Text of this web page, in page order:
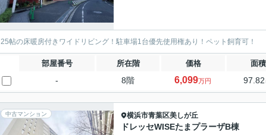
25帖の床暖房付きワイドリビング！駐車場1台優先使用権あり！ペット飼育可！
部屋番号 所在階 価格 面積
- 8階 6,099万円 97.82
中古マンション 横浜市青葉区美しが丘
ドレッセWISEたまプラーザB棟